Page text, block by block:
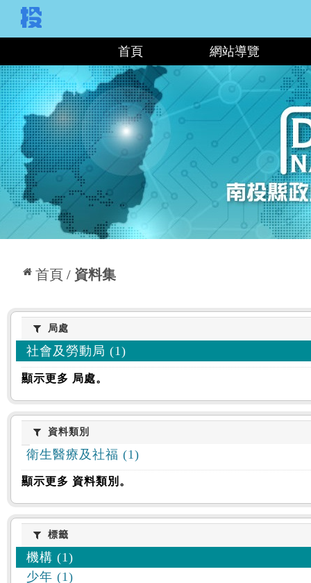
首頁 網站導覽
首頁 資料集
:::
局處局處
社會及勞動局 (1)
顯示更多 局處。
資料類別
資料類別
衛生醫療及社福 (1)
顯示更多 資料類別。
標籤標籤
機構 (1)
少年 (1)